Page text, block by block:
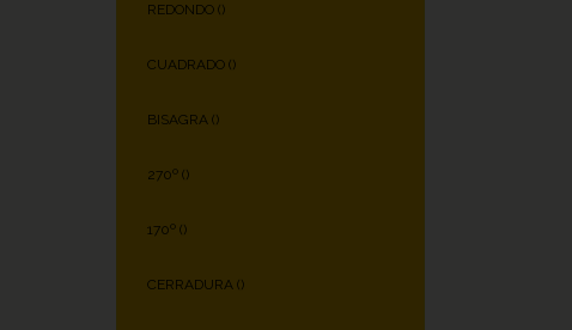
REDONDO ()
CUADRADO ()
BISAGRA ()
270º ()
170º ()
CERRADURA ()